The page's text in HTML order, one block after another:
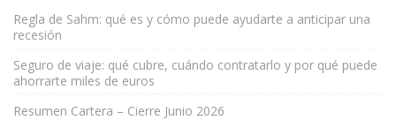
Regla de Sahm: qué es y cómo puede ayudarte a anticipar una
recesión
Seguro de viaje: qué cubre, cuándo contratarlo y por qué puede
ahorrarte miles de euros
Resumen Cartera – Cierre Junio 2026